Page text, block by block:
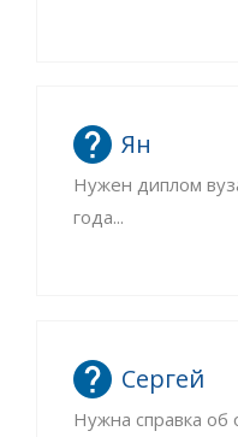
Ян
Нужен диплом
года...
Сергей
Нужна справка